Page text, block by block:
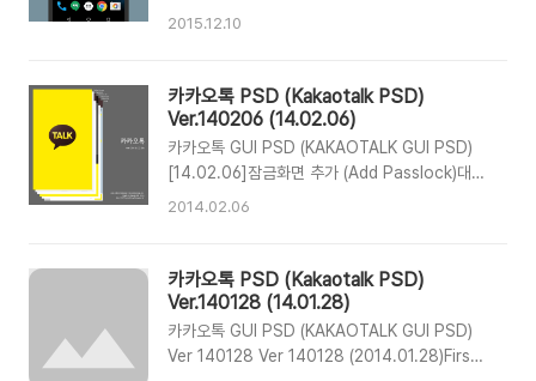
726px (배경 포함 1080x1920px) Size :
147.0 x 72.6mm이나 사용하기 쉽도록 밀리미터
(mm) 단위 대신 픽셀(px)의 10배로 작업하였습니
다.구글 머터리얼 팔레트 중, 대부분 블루그레이
색상을 이용해 제작하였습니다. 필자는 이걸 만들
다. Real Google Nexus 5x’s Size is 147.0 x
millimeter(mm) to pixel(p..
2015.12.10
카카오톡 PSD (Kakaotalk PSD)
Ver.140206 (14.02.06)
카카오톡 GUI PSD (KAKAOTALK GUI PSD)
[14.02.06]잠금화면 추가 (Add Passlock)대화
목록 추가 (Add Chat List)대화방 추가 (Add
:KakaoTalk Ver 4.2.3 List : Splash Image
(초기화면)Friends List (친구목록)Mini Profile
(미니프로필)Passlock (잠금화면)Chat List (대
화목록)Chatroom (대화방) Font LIst
2014.02.06
카카오톡 PSD (Kakaotalk PSD)
Ver.140128 (14.01.28)
카카오톡 GUI PSD (KAKAOTALK GUI PSD)
Ver 140128 Ver 140128 (2014.01.28)First